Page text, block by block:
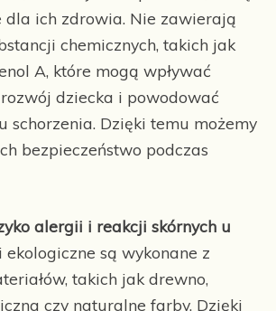
dla ich zdrowia. Nie zawierają
chemicznych, takich jak
A, które mogą wpływać
dziecka i powodować
schorzenia. Dzięki temu możemy
bezpieczeństwo podczas
alergii i reakcji skórnych u
ekologiczne są wykonane z
takich jak drewno,
czy naturalne farby. Dzięki